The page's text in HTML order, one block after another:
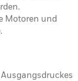
Motoren und